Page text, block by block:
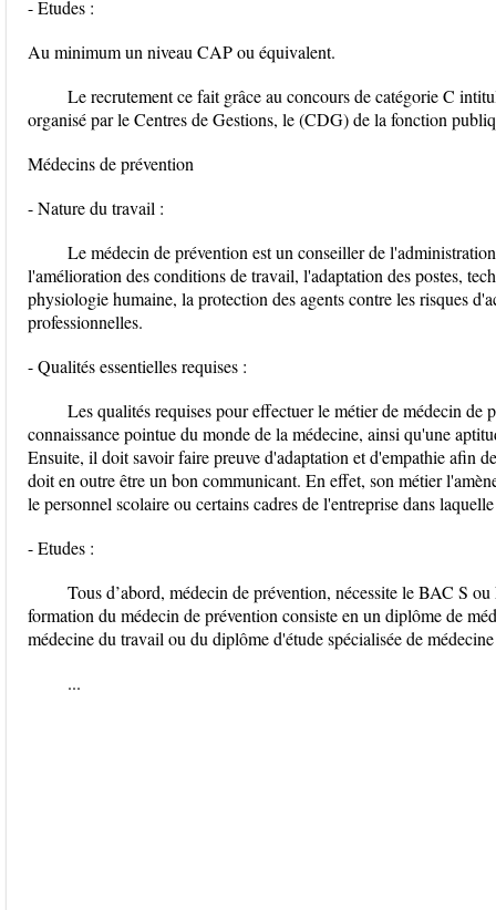
- Etudes :
Au minimum un niveau CAP ou équivalent.
Le recrutement ce fait grâce au concours de catégorie C
organisé par le Centres de Gestions, le (CDG) de la fonction
Médecins de prévention
- Nature du travail :
Le médecin de prévention est un conseiller de
l'amélioration des conditions de travail, l'adaptation des postes,
physiologie humaine, la protection des agents contre les risques
professionnelles.
- Qualités essentielles requises :
Les qualités requises pour effectuer le métier de médecin de
connaissance pointue du monde de la médecine, ainsi qu'une
Ensuite, il doit savoir faire preuve d'adaptation et d'empathie afin
doit en outre être un bon communicant. En effet, son métier
le personnel scolaire ou certains cadres de l'entreprise dans
- Etudes :
Tous d’abord, médecin de prévention, nécessite le BAC S
formation du médecin de prévention consiste en un diplôme de
médecine du travail ou du diplôme d'étude spécialisée de
...